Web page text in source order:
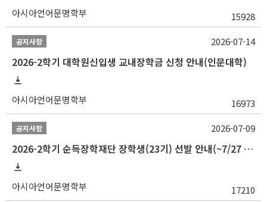
아시아언어문명학부 15928
공지사항
2026-2학기 대학원신입생 교내장학금 신청 안내(인문대학)
아시아언어문명학부 16973
2026-07-14
공지사항
2026-2학기 순득장학재단 장학생(23기) 선발 안내(~7/27 10:00)
아시아언어문명학부 17210
2026-07-09